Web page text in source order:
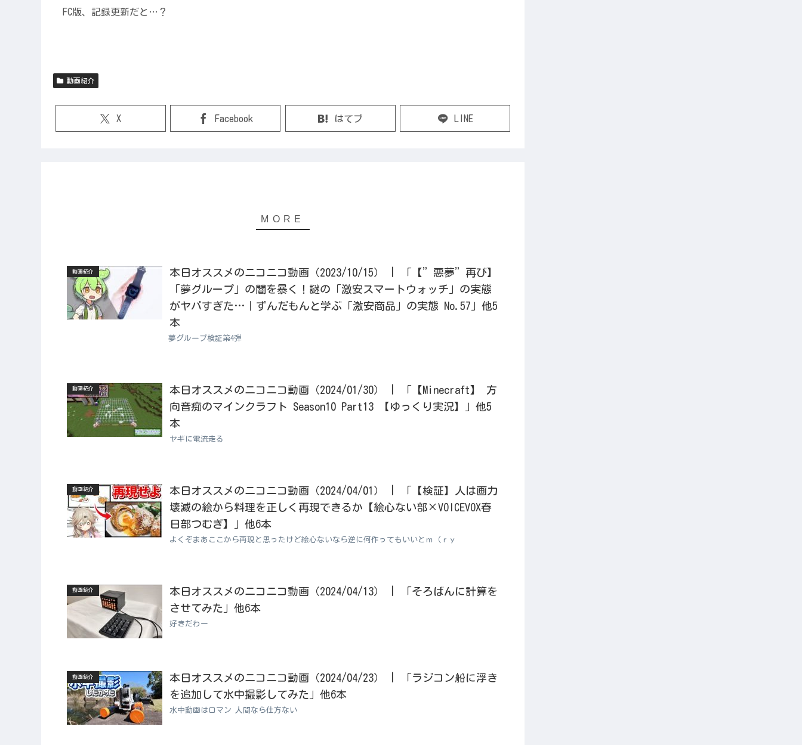
FC版、記録更新だと…？
動画紹介
X Facebook はてブ LINE
動画紹介
本日オススメのニコニコ動画（2023/10/15） | 「【”悪夢”再び】
「夢グループ」の闇を暴く！謎の「激安スマートウォッチ」の実態
がヤバすぎた…｜ずんだもんと学ぶ「激安商品」の実態 No.57」他5
本
夢グループ検証第4弾
動画紹介
本日オススメのニコニコ動画（2024/01/30） | 「【Minecraft】 方
向音痴のマインクラフト Season10 Part13 【ゆっくり実況】」他5
本
ヤギに電流走る
動画紹介
本日オススメのニコニコ動画（2024/04/01） | 「【検証】人は画力
壊滅の絵から料理を正しく再現できるか【絵心ない部×VOICEVOX春
日部つむぎ】」他6本
よくぞまあここから再現と思ったけど絵心ないなら逆に何作ってもいいとｍ（ｒｙ
動画紹介
本日オススメのニコニコ動画（2024/04/13） | 「そろばんに計算を
させてみた」他6本
好きだわー
動画紹介
本日オススメのニコニコ動画（2024/04/23） | 「ラジコン船に浮き
を追加して水中撮影してみた」他6本
水中動画はロマン 人間なら仕方ない